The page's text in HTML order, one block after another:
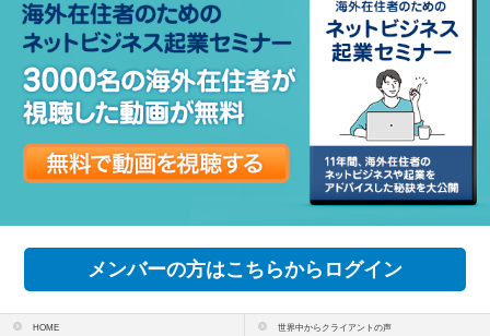
メンバーの方はこちらからログイン
HOME 世界中からクライアントの声